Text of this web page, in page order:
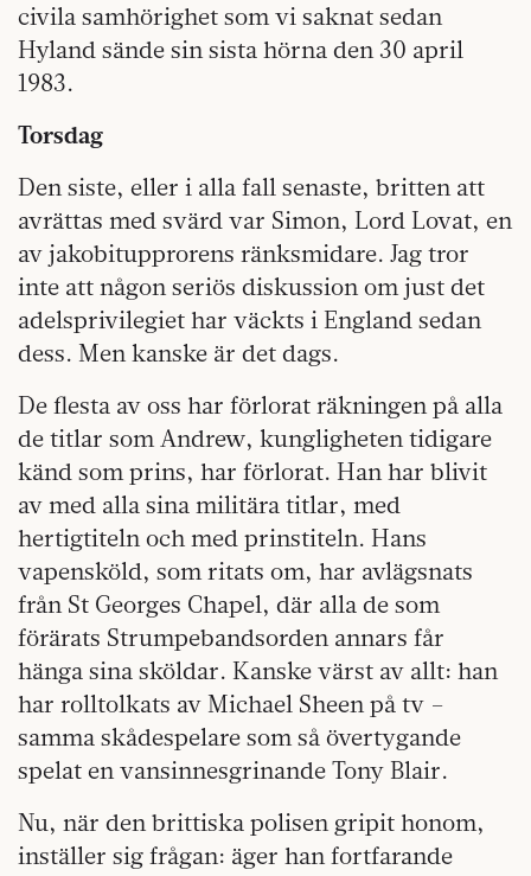
civila samhörighet som vi saknat sedan
Hyland sände sin sista hörna den 30 april
1983.
Torsdag
Den siste, eller i alla fall senaste, britten att
avrättas med svärd var Simon, Lord Lovat, en
av jakobitupprorens ränksmidare. Jag tror
inte att någon seriös diskussion om just det
adelsprivilegiet har väckts i England sedan
dess. Men kanske är det dags.
De flesta av oss har förlorat räkningen på alla
de titlar som Andrew, kungligheten tidigare
känd som prins, har förlorat. Han har blivit
av med alla sina militära titlar, med
hertigtiteln och med prinstiteln. Hans
vapensköld, som ritats om, har avlägsnats
från St Georges Chapel, där alla de som
förärats Strumpebandsorden annars får
hänga sina sköldar. Kanske värst av allt: han
har rolltolkats av Michael Sheen på tv –
samma skådespelare som så övertygande
spelat en vansinnesgrinande Tony Blair.
Nu, när den brittiska polisen gripit honom,
inställer sig frågan: äger han fortfarande